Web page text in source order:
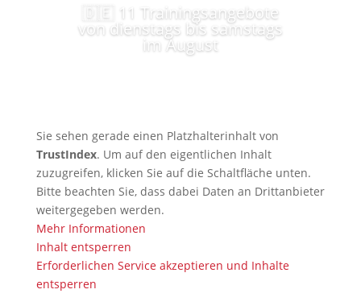
🇩🇪 11 Trainingsangebote
von dienstags bis samstags
im August
Sie sehen gerade einen Platzhalterinhalt von
TrustIndex. Um auf den eigentlichen Inhalt
zuzugreifen, klicken Sie auf die Schaltfläche unten.
Bitte beachten Sie, dass dabei Daten an Drittanbieter
weitergegeben werden.
Mehr Informationen
Inhalt entsperren
Erforderlichen Service akzeptieren und Inhalte
entsperren